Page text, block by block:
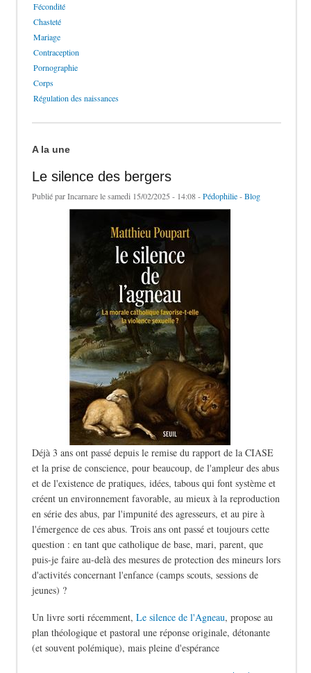
Fécondité
Chasteté
Mariage
Contraception
Pornographie
Corps
Régulation des naissances
A la une
Le silence des bergers
Publié parIncarnarele samedi 15/02/2025 - 14:08 -Pédophilie-Blog
Déjà 3 ans ont passé depuis le remise du rapport de la CIASE
et la prise de conscience, pour beaucoup, de l'ampleur des abus
et de l'existence de pratiques, idées, tabous qui font système et
créent un environnement favorable, au mieux à la reproduction
en série des abus, par l'impunité des agresseurs, et au pire à
l'émergence de ces abus. Trois ans ont passé et toujours cette
question : en tant que catholique de base, mari, parent, que
puis-je faire au-delà des mesures de protection des mineurs lors
d'activités concernant l'enfance (camps scouts, sessions de
jeunes) ?
Un livre sorti récemment, Le silence de l'Agneau, propose au
plan théologique et pastoral une réponse originale, détonante
(et souvent polémique), mais pleine d'espérance